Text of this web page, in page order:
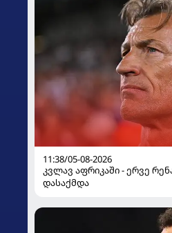
11:38/05-08-2026
კვლავ აფრიკაში - ერვე
დასაქმდა